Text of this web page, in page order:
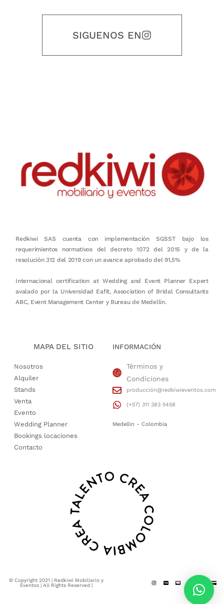
SIGUENOS EN
Redkiwi SAS cuenta con implementación SGSST bajo los
requerimientos normativos del decreto 1072 del 2015 y de la
resolución 312 del 2019 con un avance aprobado del 91,5%
Internacional certification at Wedding and Event Planner Expert
avalado por la Universidad Eafit, Association of Bridal Consultants
ABC, Event Management Center y Bureau de Medellín.
MAPA DEL SITIO
Nosotros
Alquiler
Stands
Venta
Evento
Wedding Planner
Bookings locaciones
Contacto
INFORMACIÓN
Términos y
Condiciones
producción@redkiwieventos.com
(+57) 311 383 5458
Medellin - Colombia
© Copyright 2021 | Redkiwi Mobiliario y
Eventos | All Rights Reserved |